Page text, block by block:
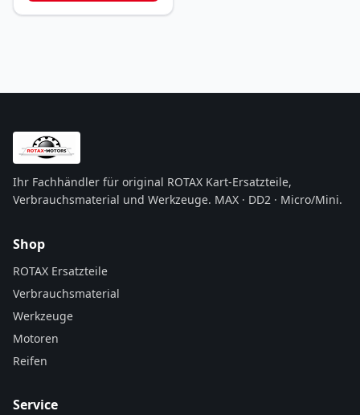
Ihr Fachhändler für original ROTAX Kart-Ersatzteile,
Verbrauchsmaterial und Werkzeuge. MAX · DD2 · Micro/Mini.
Shop
ROTAX Ersatzteile
Verbrauchsmaterial
Werkzeuge
Motoren
Reifen
Service